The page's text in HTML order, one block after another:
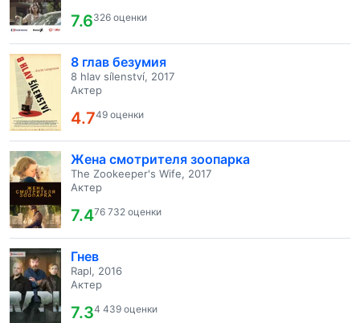
7.6326 оценки
8 глав безумия
8 hlav sílenství, 2017
Актер
4.749 оценки
Жена смотрителя зоопарка
The Zookeeper's Wife, 2017
Актер
7.476 732 оценки
Гнев
Rapl, 2016
Актер
7.34 439 оценки